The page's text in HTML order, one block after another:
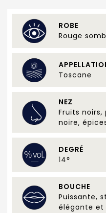
ROBE
Rouge
Toscane
NEZ
Fruits
noire,
DEGRÉ
14°
BOUCHE
Puissante,
élégante et